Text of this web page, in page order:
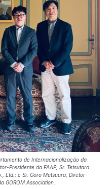
de Internacionalização da
Presidente da FAAP; Sr. Tetsutaro
Ltd.; e Sr. Goro Mutsuura, Diretor-
GOROM Association.